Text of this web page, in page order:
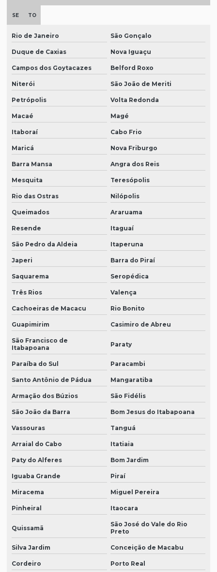
SE TO
Rio de Janeiro São Gonçalo
Duque de Caxias Nova Iguaçu
Campos dos Goytacazes Belford Roxo
Niterói São João de Meriti
Petrópolis Volta Redonda
Macaé Magé
Itaboraí Cabo Frio
Maricá Nova Friburgo
Barra Mansa Angra dos Reis
Mesquita Teresópolis
Rio das Ostras Nilópolis
Queimados Araruama
Resende Itaguaí
São Pedro da Aldeia Itaperuna
Japeri Barra do Piraí
Saquarema Seropédica
Três Rios Valença
Cachoeiras de Macacu Rio Bonito
Guapimirim Casimiro de Abreu
São Francisco de
Itabapoana
Paraty
Paraíba do Sul Paracambi
Santo Antônio de Pádua Mangaratiba
Armação dos Búzios São Fidélis
São João da Barra Bom Jesus do Itabapoana
Vassouras Tanguá
Arraial do Cabo Itatiaia
Paty do Alferes Bom Jardim
Iguaba Grande Piraí
Miracema Miguel Pereira
Pinheiral Itaocara
Quissamã
São José do Vale do Rio
Preto
Silva Jardim Conceição de Macabu
Cordeiro Porto Real